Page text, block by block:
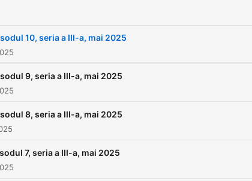
10, seria a III-a, mai 2025
9, seria a III-a, mai 2025
8, seria a III-a, mai 2025
7, seria a III-a, mai 2025